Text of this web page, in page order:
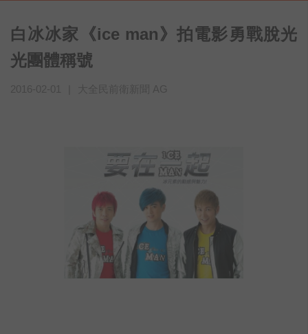
白冰冰家《ice man》拍電影勇戰脫光
光團體稱號